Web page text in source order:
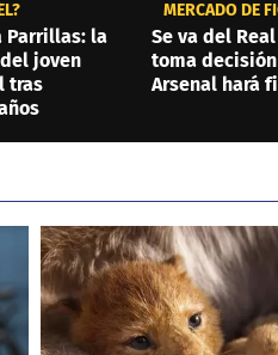
Parrillas: la
joven
tras
MERCADO DE
Se va del
toma
Arsenal hará